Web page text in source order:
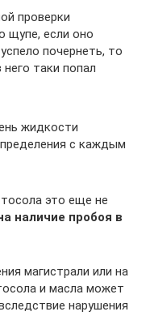
проверки
щупе, если оно
почернеть, то
таки попал
жидкости
с каждым
это еще не
наличие пробоя в
магистрали или на
и масла может
нарушения